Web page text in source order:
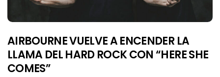
AIRBOURNE VUELVE A ENCENDER LA
LLAMA DEL HARD ROCK CON “HERE SHE
COMES”